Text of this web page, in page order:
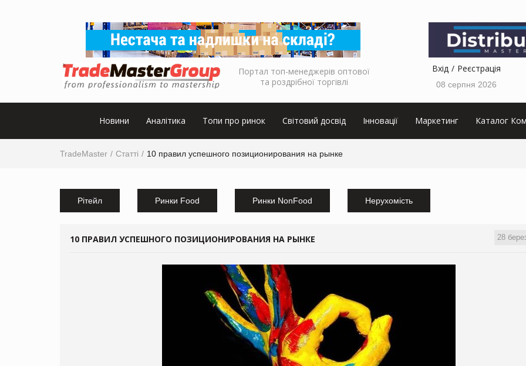
Портал топ-менеджерів оптової
та роздрібної торгівлі
Вхід Реєстрація
08 серпня 2026
Новини Аналітика Топи про ринок Світовий досвід Інновації Маркетинг Каталог
TradeMaster Статті 10 правил успешного позиционирования на рынке
Рітейл Ринки Food Ринки NonFood Нерухомість
28
10 ПРАВИЛ УСПЕШНОГО ПОЗИЦИОНИРОВАНИЯ НА РЫНКЕ